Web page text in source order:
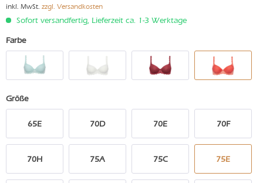
inkl. MwSt. zzgl. Versandkosten
Sofort versandfertig, Lieferzeit ca. 1-3 Werktage
Farbe
Größe
65E 70D 70E 70F
70H 75A 75C 75E